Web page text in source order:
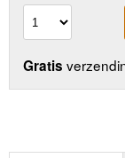
Gratis